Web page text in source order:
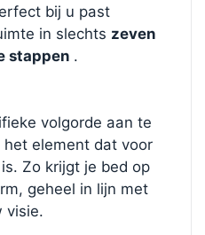
bij u past
in slechts zeven
stappen .
volgorde aan te
het element dat voor
Zo krijgt je bed op
geheel in lijn met
visie.